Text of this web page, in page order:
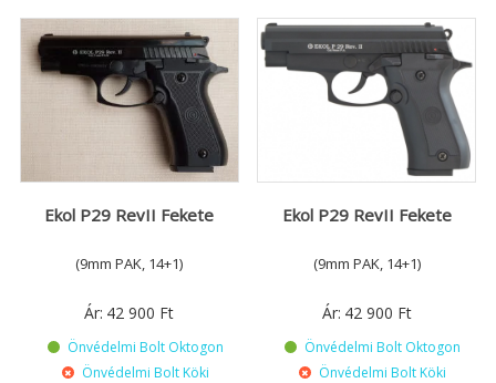
Ekol P29 RevII Fekete
(9mm PAK, 14+1)
Ár: 42 900 Ft
Önvédelmi Bolt Oktogon
Önvédelmi Bolt Köki
Ekol P29 RevII Fekete
(9mm PAK, 14+1)
Ár: 42 900 Ft
Önvédelmi Bolt Oktogon
Önvédelmi Bolt Köki